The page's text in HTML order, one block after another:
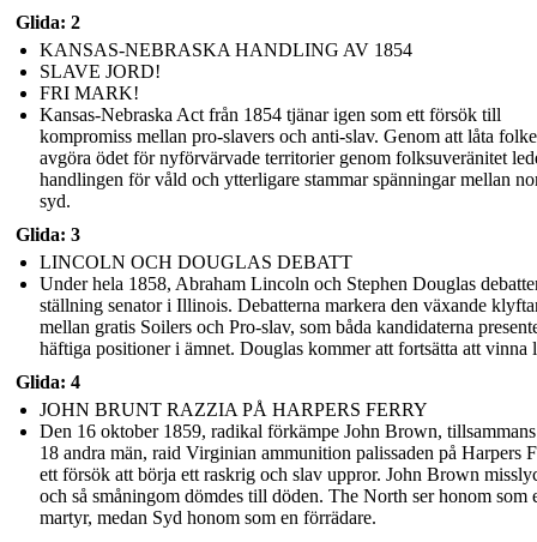
Glida: 2
KANSAS-NEBRASKA HANDLING AV 1854
SLAVE JORD!
FRI MARK!
Kansas-Nebraska Act från 1854 tjänar igen som ett försök till
kompromiss mellan pro-slavers och anti-slav. Genom att låta
avgöra ödet för nyförvärvade territorier genom folksuveränitet
handlingen för våld och ytterligare stammar spänningar mellan
syd.
Glida: 3
LINCOLN OCH DOUGLAS DEBATT
Under hela 1858, Abraham Lincoln och Stephen Douglas
ställning senator i Illinois. Debatterna markera den växande
mellan gratis Soilers och Pro-slav, som båda kandidaterna
häftiga positioner i ämnet. Douglas kommer att fortsätta att vinna
Glida: 4
JOHN BRUNT RAZZIA PÅ HARPERS FERRY
Den 16 oktober 1859, radikal förkämpe John Brown,
18 andra män, raid Virginian ammunition palissaden på Harpers
ett försök att börja ett raskrig och slav uppror. John Brown
och så småningom dömdes till döden. The North ser honom som
martyr, medan Syd honom som en förrädare.